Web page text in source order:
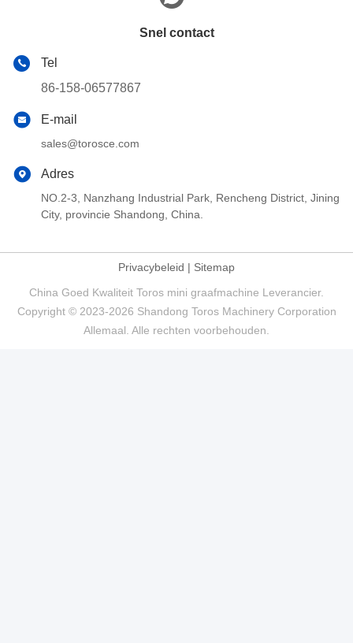
Snel contact
Tel
86-158-06577867
E-mail
sales@torosce.com
Adres
NO.2-3, Nanzhang Industrial Park, Rencheng District, Jining
City, provincie Shandong, China.
Privacybeleid | Sitemap
China Goed Kwaliteit Toros mini graafmachine Leverancier.
Copyright © 2023-2026 Shandong Toros Machinery Corporation
Allemaal. Alle rechten voorbehouden.